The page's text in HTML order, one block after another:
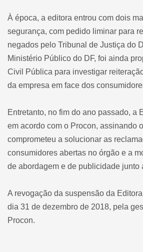
À época, a editora entrou com dois
segurança, com pedido liminar para
negados pelo Tribunal de Justiça do
Ministério Público do DF, foi ainda
Civil Pública para investigar
da empresa em face dos
Entretanto, no fim do ano passado, a
em acordo com o Procon, assinando
comprometeu a solucionar as
consumidores abertas no órgão e a
de abordagem e de publicidade junto
A revogação da suspensão da
dia 31 de dezembro de 2018, pela
Procon.